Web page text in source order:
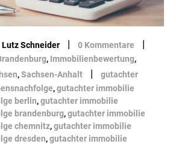
Lutz Schneider | 0 Kommentare |
, Immobilienbewertung,
,Sachsen-Anhalt |
gutachter
,gutachter immobilie
berlin,gutachter immobilie
brandenburg,gutachter immobilie
chemnitz,gutachter immobilie
dresden,gutachter immobilie